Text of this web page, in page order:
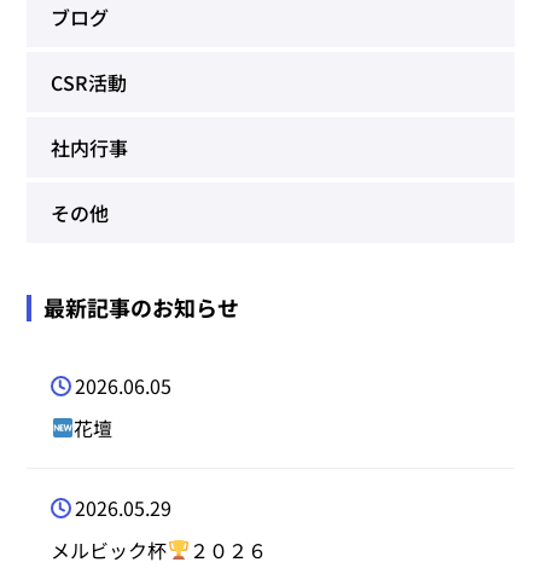
ブログ
CSR活動
社内行事
その他
最新記事のお知らせ
2026.06.05
花壇
2026.05.29
メルビック杯
２０２６